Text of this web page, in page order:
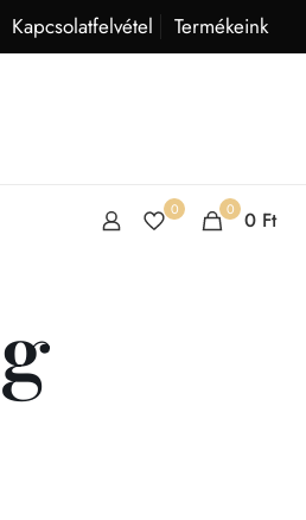
Kapcsolatfelvétel Termékeink
0 0 0 Ft